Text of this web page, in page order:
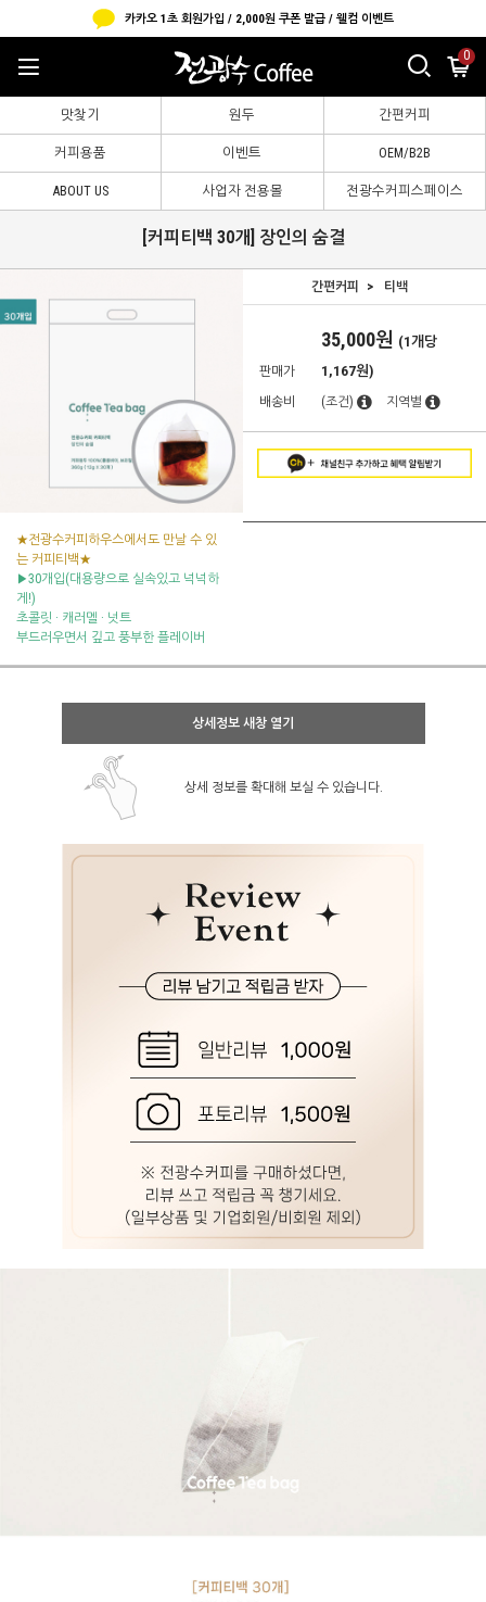
카카오 1초 회원가입 / 2,000원 쿠폰 발급 / 웰컴 이벤트
0
맛찾기 원두 간편커피
커피용품 이벤트 OEM/B2B
ABOUT US 사업자 전용몰 전광수커피스페이스
[커피티백 30개] 장인의 숨결
★전광수커피하우스에서도 만날 수 있
는 커피티백★
▶30개입(대용량으로 실속있고 넉넉하
게!)
초콜릿 · 캐러멜 · 넛트
부드러우면서 깊고 풍부한 플레이버
간편커피 티백
판매가
35,000원 (1개당
1,167원)
배송비 (조건) 지역별
상세정보 새창 열기
상세 정보를 확대해 보실 수 있습니다.